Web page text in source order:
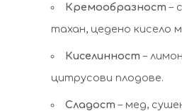
Кремообразност –
тахан, цедено кисело
Киселинност –
цитрусови плодове.
Сладост – мед,